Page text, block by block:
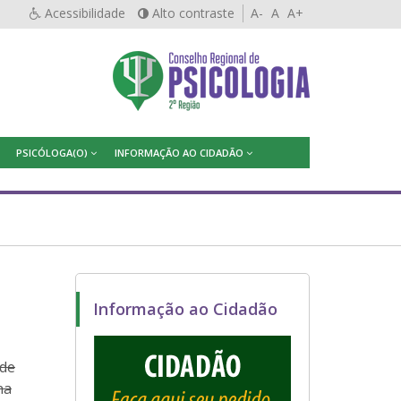
Acessibilidade Alto contraste A- A A+
PSICÓLOGA(O) INFORMAÇÃO AO CIDADÃO
Informação ao Cidadão